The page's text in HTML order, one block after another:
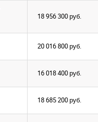
18 956 300руб.
20 016 800руб.
16 018 400руб.
18 685 200руб.